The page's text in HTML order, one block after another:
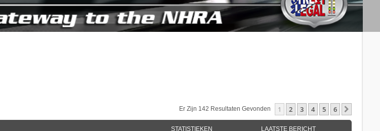
Er Zijn 142 Resultaten Gevonden 1 2 3 4 5 6
STATISTIEKEN LAATSTE BERICHT